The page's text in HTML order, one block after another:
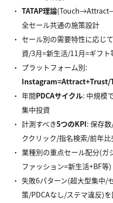
TATAP理論
全セール共通の施策設計
セール別の需要特性に応じて
資/3月=新生活/11月=ギフト
プラットフォーム別:
Instagram=Attract+Trust/
年間PDCAサイクル: 中規模
集中投資
計測すべき5つのKPI: 保存
ククリック/指名検索/前年比
業種別の重点セール配分(ガ
ファッション=新生活+BF等)
失敗6パターン(超大型集中/
策/PDCAなし/ステマ違反)